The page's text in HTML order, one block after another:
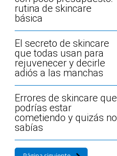
rutina de skincare
básica
El secreto de skincare
que todas usan para
rejuvenecer y decirle
adiós a las manchas
Errores de skincare que
podrías estar
cometiendo y quizás no
sabías